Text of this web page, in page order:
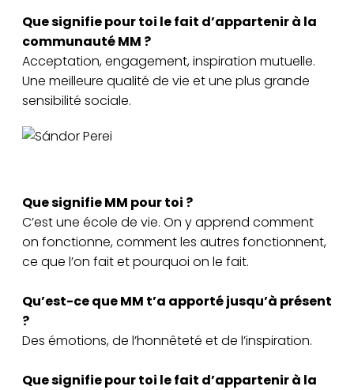
Que signifie pour toi le fait d’appartenir à la
communauté MM ?
Acceptation, engagement, inspiration mutuelle.
Une meilleure qualité de vie et une plus grande
sensibilité sociale.
Que signifie MM pour toi ?
C’est une école de vie. On y apprend comment
on fonctionne, comment les autres fonctionnent,
ce que l’on fait et pourquoi on le fait.
Qu’est-ce que MM t’a apporté jusqu’à présent
?
Des émotions, de l’honnêteté et de l’inspiration.
Que signifie pour toi le fait d’appartenir à la